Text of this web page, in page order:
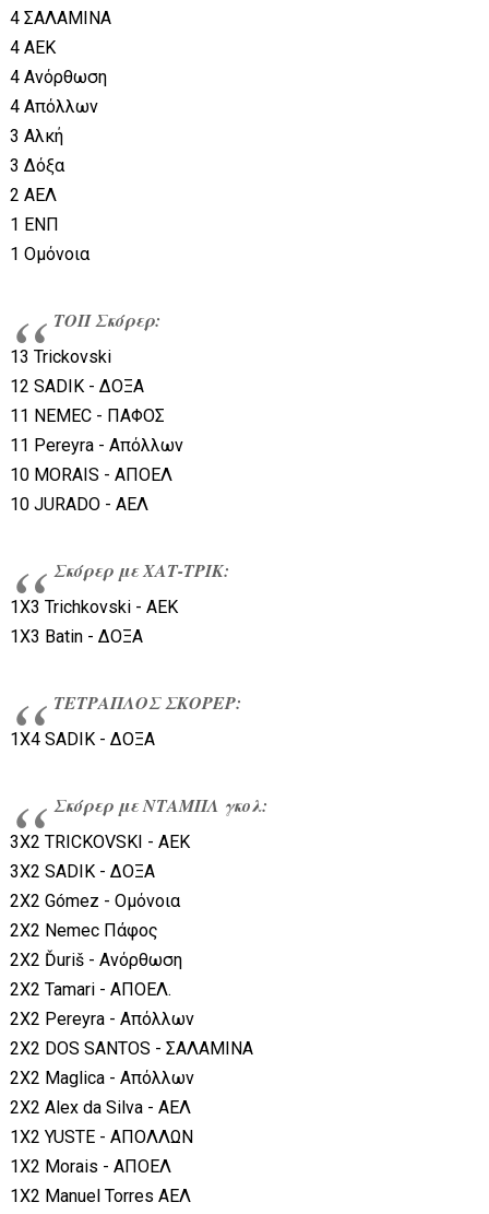
4 ΣΑΛΑΜΙΝΑ
4 ΑΕΚ
4 Ανόρθωση
4 Απόλλων
3 Αλκή
3 Δόξα
2 ΑΕΛ
1 ΕΝΠ
1 Ομόνοια
ΤΟΠ Σκόρερ:
13 Trickovski
12 SADIK - ΔΟΞΑ
11 NEMEC - ΠΑΦΟΣ
11 Pereyra - Απόλλων
10 MORAIS - ΑΠΟΕΛ
10 JURADO - ΑΕΛ
Σκόρερ με ΧΑΤ-ΤΡΙΚ:
1Χ3 Trichkovski - ΑΕΚ
1Χ3 Batin - ΔΟΞΑ
ΤΕΤΡΑΠΛΟΣ ΣΚΟΡΕΡ:
1X4 SADIK - ΔΟΞΑ
Σκόρερ με ΝΤΑΜΠΛ γκολ:
3Χ2 TRICKOVSKI - ΑΕΚ
3X2 SADIK - ΔΟΞΑ
2Χ2 Gómez - Ομόνοια
2Χ2 Nemec Πάφος
2Χ2 Ďuriš - Ανόρθωση
2Χ2 Tamari - ΑΠΟΕΛ.
2Χ2 Pereyra - Απόλλων
2Χ2 DOS SANTOS - ΣΑΛΑΜΙΝΑ
2Χ2 Maglica - Απόλλων
2Χ2 Alex da Silva - ΑΕΛ
1Χ2 YUSTE - ΑΠΟΛΛΩΝ
1Χ2 Morais - ΑΠΟΕΛ
1Χ2 Manuel Torres ΑΕΛ